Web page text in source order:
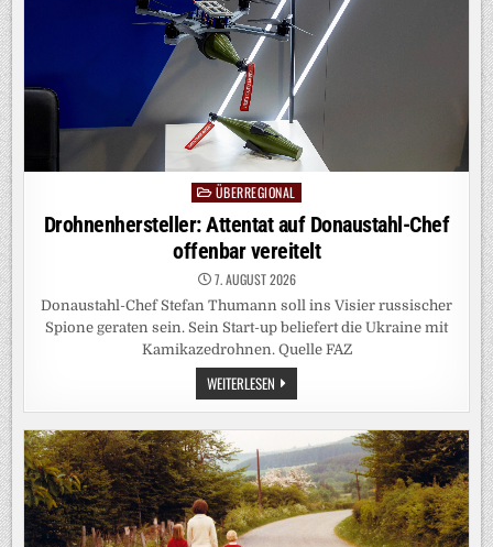
PostedÜBERREGIONAL
Drohnenhersteller: Attentat auf Donaustahl-Chef
offenbar vereitelt
7. AUGUST 2026
Donaustahl-Chef Stefan Thumann soll ins Visier russischer
Spione geraten sein. Sein Start-up beliefert die Ukraine mit
Kamikazedrohnen. Quelle FAZ
WEITERLESEN DROHNENHERSTELLER:
ATTENTAT
AUF
OFFENBAR
VEREITELT